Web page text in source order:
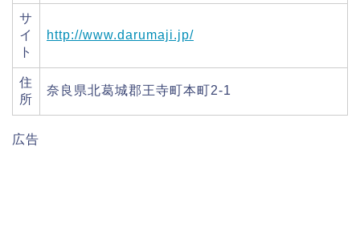
サ
イ
ト
http://www.darumaji.jp/
住
所
奈良県北葛城郡王寺町本町2-1
広告